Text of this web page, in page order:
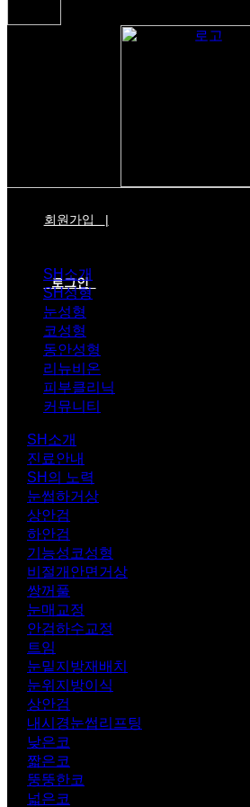
회원가입 |
로그인
SH소개
SH성형
눈성형
코성형
동안성형
리뉴비온
피부클리닉
커뮤니티
SH소개
진료안내
SH의 노력
눈썹하거상
상안검
하안검
기능성코성형
비절개안면거상
쌍꺼풀
눈매교정
안검하수교정
트임
눈밑지방재배치
눈위지방이식
상안검
내시경눈썹리프팅
낮은코
짧은코
뚱뚱한코
넓은코